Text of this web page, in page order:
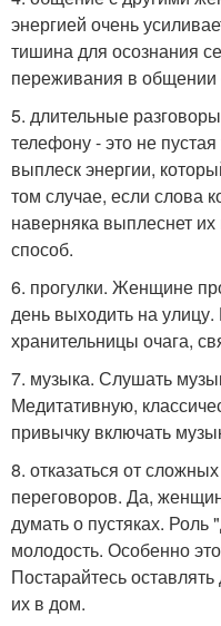
энергией очень
тишина для осознания
переживания в общении
5. длительные
телефону - это не
выплеск энергии,
том случае, если слова
наверняка выплеснет
способ.
6. прогулки. Женщине
день выходить на
хранительницы очага,
7. музыка. Слушать
Медитативную,
привычку включать
8. отказаться от
переговоров. Да,
думать о пустяках.
молодость. Особенно
Постарайтесь
их в дом.